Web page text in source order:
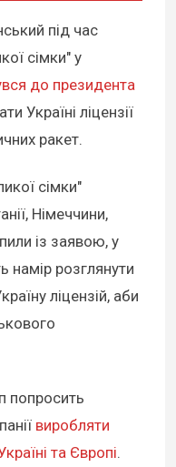
під час
сімки" у
до президента
Україні ліцензії
ракет.
сімки"
Німеччини,
із заявою, у
намір розглянути
ліцензій, аби
попросить
виробляти
та Європі.